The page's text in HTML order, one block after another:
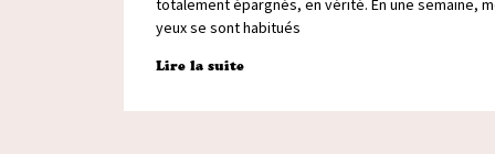
totalement épargnés, en vérité. En une semaine,
yeux se sont habitués
Lire la suite